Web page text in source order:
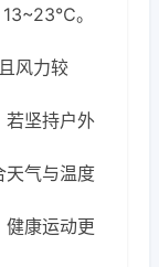
。
风力较
若坚持户外
天气与温度
健康运动更